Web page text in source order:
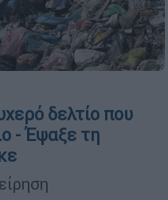
δελτίο που
- Έψαξε τη